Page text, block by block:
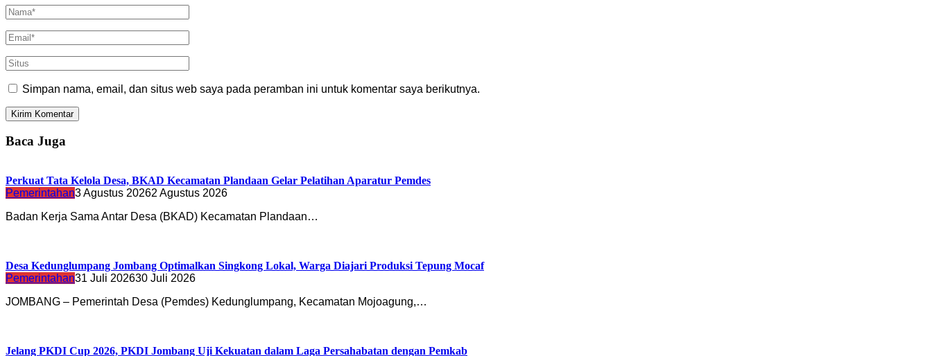
Simpan nama, email, dan situs web saya pada peramban ini untuk komentar saya berikutnya.
Baca Juga
Perkuat Tata Kelola Desa, BKAD Kecamatan Plandaan Gelar Pelatihan Aparatur Pemdes
Pemerintahan3 Agustus 20262 Agustus 2026
Badan Kerja Sama Antar Desa (BKAD) Kecamatan Plandaan…
Desa Kedunglumpang Jombang Optimalkan Singkong Lokal, Warga Diajari Produksi Tepung Mocaf
Pemerintahan31 Juli 202630 Juli 2026
JOMBANG – Pemerintah Desa (Pemdes) Kedunglumpang, Kecamatan Mojoagung,…
Jelang PKDI Cup 2026, PKDI Jombang Uji Kekuatan dalam Laga Persahabatan dengan Pemkab